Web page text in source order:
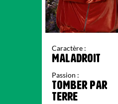
Caractère :
MALADROIT
Passion :
TOMBER PAR
TERRE